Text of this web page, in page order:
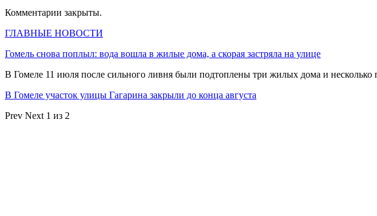
Комментарии закрыты.
ГЛАВНЫЕ НОВОСТИ
Гомель снова поплыл: вода вошла в жилые дома, а скорая застряла на улице
В Гомеле 11 июля после сильного ливня были подтоплены три жилых дома и
В Гомеле участок улицы Гагарина закрыли до конца августа
Prev Next 1 из 2